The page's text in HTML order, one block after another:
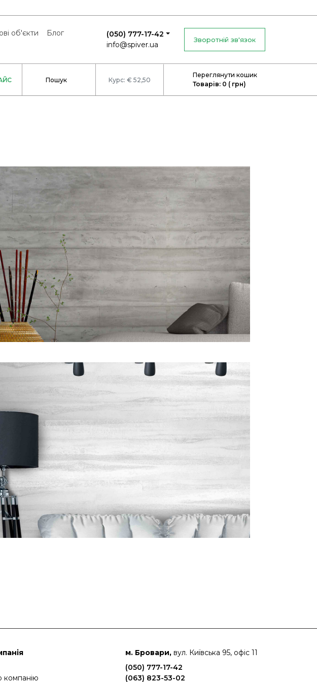
об'єкти
Блог
(050) 777-17-42
info@spiver.ua
Зворотній зв'язок
Курс: € 52,50
Переглянути кошик
Товарів: 0 ( грн)
компанію
м. Бровари, вул. Київська 95, офіс 11
(050) 777-17-42
(063) 823-53-02